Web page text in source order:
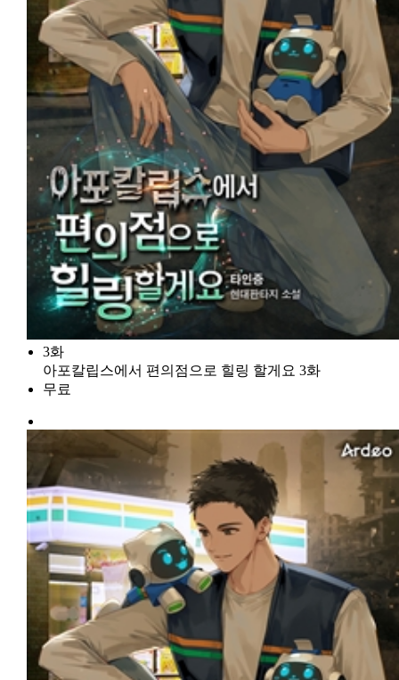
3화
아포칼립스에서 편의점으로 힐링 할게요 3화
무료